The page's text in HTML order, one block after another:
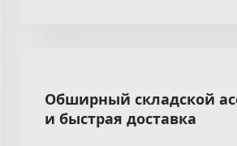
Обширный складской
и быстрая доставка